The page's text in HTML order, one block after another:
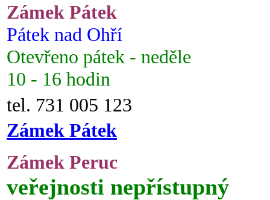
Zámek Pátek
Pátek nad Ohří
Otevřeno pátek - neděle
10 - 16 hodin
tel. 731 005 123
Zámek Pátek
Zámek Peruc
veřejnosti nepřístupný